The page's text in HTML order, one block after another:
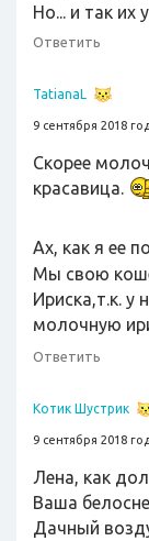
Но... и так их
Ответить
TatianaL
9 сентября 2018
Скорее
красавица.
Ах, как я ее
Мы свою
Ириска,т.к. у
молочную
Ответить
Котик Шустрик
9 сентября 2018
Лена, как
Ваша
Дачный